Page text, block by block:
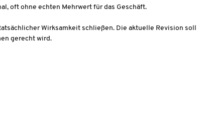
oft ohne echten Mehrwert für das Geschäft.
Wirksamkeit schließen. Die aktuelle Revision soll
gerecht wird.